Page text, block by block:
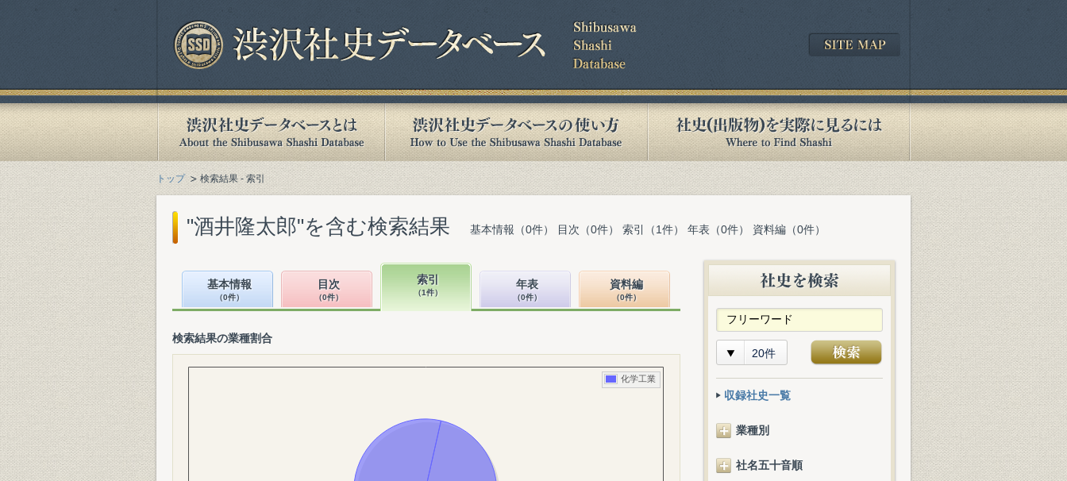
トップ 検索結果 - 索引
"酒井隆太郎"を含む検索結果 基本情報（0件） 目次（0件） 索引（1件） 年表（0件） 資料編（0件）
基本情報
（0件）
目次
（0件）
索引
（1件）
年表
（0件）
資料編
（0件）
検索結果の業種割合
20件
収録社史一覧
業種別
社名五十音順